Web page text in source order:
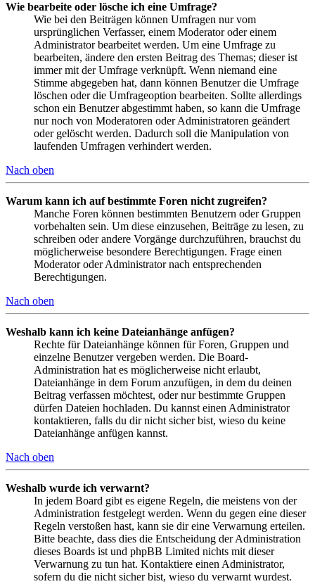
Wie bearbeite oder lösche ich eine Umfrage?
Wie bei den Beiträgen können Umfragen nur vom
ursprünglichen Verfasser, einem Moderator oder einem
Administrator bearbeitet werden. Um eine Umfrage zu
bearbeiten, ändere den ersten Beitrag des Themas; dieser ist
immer mit der Umfrage verknüpft. Wenn niemand eine
Stimme abgegeben hat, dann können Benutzer die Umfrage
löschen oder die Umfrageoption bearbeiten. Sollte allerdings
schon ein Benutzer abgestimmt haben, so kann die Umfrage
nur noch von Moderatoren oder Administratoren geändert
oder gelöscht werden. Dadurch soll die Manipulation von
laufenden Umfragen verhindert werden.
Nach oben
Warum kann ich auf bestimmte Foren nicht zugreifen?
Manche Foren können bestimmten Benutzern oder Gruppen
vorbehalten sein. Um diese einzusehen, Beiträge zu lesen, zu
schreiben oder andere Vorgänge durchzuführen, brauchst du
möglicherweise besondere Berechtigungen. Frage einen
Moderator oder Administrator nach entsprechenden
Berechtigungen.
Nach oben
Weshalb kann ich keine Dateianhänge anfügen?
Rechte für Dateianhänge können für Foren, Gruppen und
einzelne Benutzer vergeben werden. Die Board-
Administration hat es möglicherweise nicht erlaubt,
Dateianhänge in dem Forum anzufügen, in dem du deinen
Beitrag verfassen möchtest, oder nur bestimmte Gruppen
dürfen Dateien hochladen. Du kannst einen Administrator
kontaktieren, falls du dir nicht sicher bist, wieso du keine
Dateianhänge anfügen kannst.
Nach oben
Weshalb wurde ich verwarnt?
In jedem Board gibt es eigene Regeln, die meistens von der
Administration festgelegt werden. Wenn du gegen eine dieser
Regeln verstoßen hast, kann sie dir eine Verwarnung erteilen.
Bitte beachte, dass dies die Entscheidung der Administration
dieses Boards ist und phpBB Limited nichts mit dieser
Verwarnung zu tun hat. Kontaktiere einen Administrator,
sofern du die nicht sicher bist, wieso du verwarnt wurdest.